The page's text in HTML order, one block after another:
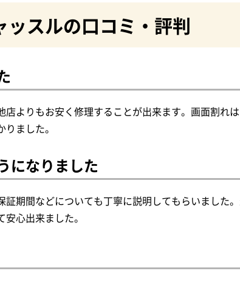
スルの口コミ・評判
よりもお安く修理することが出来ます。画面割れ
ました。
になりました
期間などについても丁寧に説明してもらいました
心出来ました。